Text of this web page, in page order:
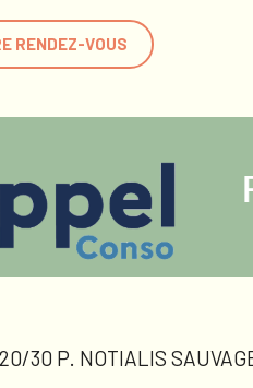
RENDEZ-VOUS
30 P. NOTIALIS